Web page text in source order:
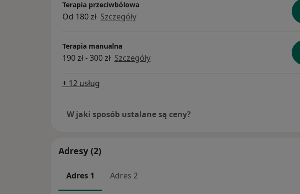
Terapia przeciwbólowa
Od 180 zł Szczegóły
Terapia manualna
190 zł - 300 zł Szczegóły
+ 12 usług
W jaki sposób ustalane są ceny?
Adresy (2)
Adres 1 Adres 2